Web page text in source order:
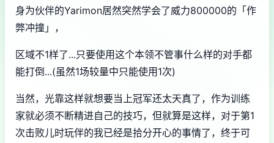
身为伙伴的Yarimon居然突然学会了威力800000的「作
弊冲撞」，
区域不1样了...只要使用这个本领不管事什么样的对手都
能打倒...(虽然1场较量中只能使用1次)
当然，光靠这样就想要当上冠军还太天真了，作为训练
家就必须不断精进自己的技巧，但就算是这样，对于第1
次击败儿时玩伴的我已经是拾分开心的事情了，终于可